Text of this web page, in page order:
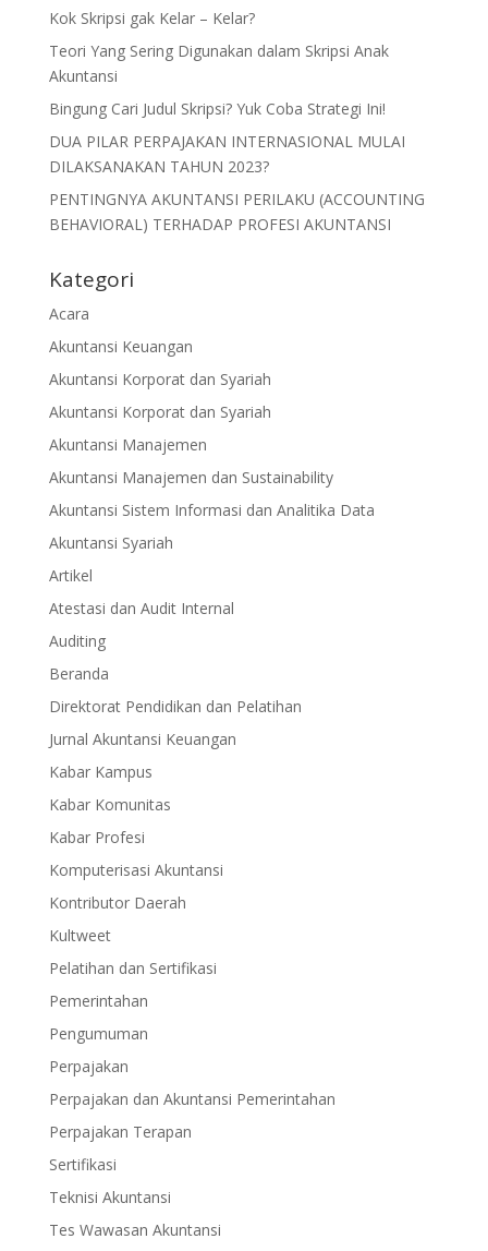
Kok Skripsi gak Kelar – Kelar?
Teori Yang Sering Digunakan dalam Skripsi Anak
Akuntansi
Bingung Cari Judul Skripsi? Yuk Coba Strategi Ini!
DUA PILAR PERPAJAKAN INTERNASIONAL MULAI
DILAKSANAKAN TAHUN 2023?
PENTINGNYA AKUNTANSI PERILAKU (ACCOUNTING
BEHAVIORAL) TERHADAP PROFESI AKUNTANSI
Kategori
Acara
Akuntansi Keuangan
Akuntansi Korporat dan Syariah
Akuntansi Korporat dan Syariah
Akuntansi Manajemen
Akuntansi Manajemen dan Sustainability
Akuntansi Sistem Informasi dan Analitika Data
Akuntansi Syariah
Artikel
Atestasi dan Audit Internal
Auditing
Beranda
Direktorat Pendidikan dan Pelatihan
Jurnal Akuntansi Keuangan
Kabar Kampus
Kabar Komunitas
Kabar Profesi
Komputerisasi Akuntansi
Kontributor Daerah
Kultweet
Pelatihan dan Sertifikasi
Pemerintahan
Pengumuman
Perpajakan
Perpajakan dan Akuntansi Pemerintahan
Perpajakan Terapan
Sertifikasi
Teknisi Akuntansi
Tes Wawasan Akuntansi